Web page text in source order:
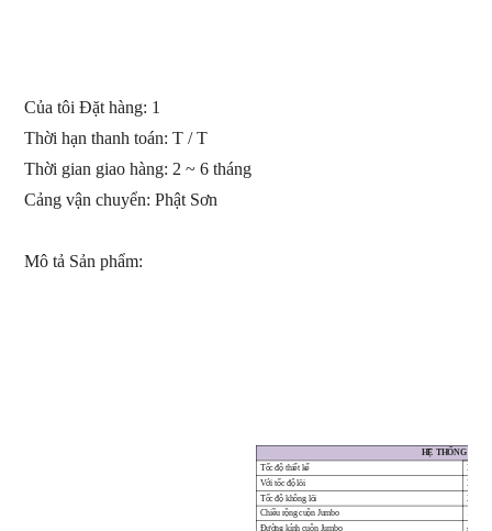
Của tôi Đặt hàng: 1
Thời hạn thanh toán: T / T
Thời gian giao hàng: 2 ~ 6 tháng
Cảng vận chuyển: Phật Sơn
Mô tả Sản phẩm:
HỆ THỐNG
Tốc độ thiết kế
35
Với tốc độ lõi 32
Tốc độ không lõi
25
Chiều rộng cuộn Jumbo
Đường kính cuộn Jumbo
≤